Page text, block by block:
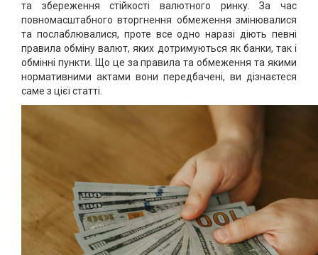
та збереження стійкості валютного ринку. За час
повномасштабного вторгнення обмеження змінювалися
та послаблювалися, проте все одно наразі діють певні
правила обміну валют, яких дотримуються як банки, так і
обмінні пункти. Що це за правила та обмеження та якими
нормативними актами вони передбачені, ви дізнаєтеся
саме з цієї статті.